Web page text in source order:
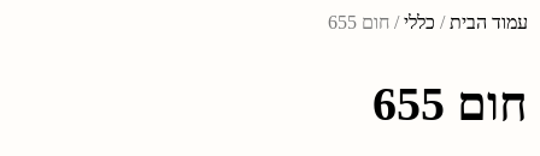
עמוד הבית/ כללי/ חום 655
חום 655